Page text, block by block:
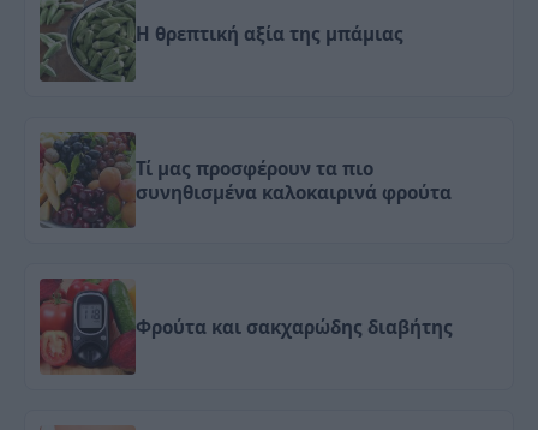
Η θρεπτική αξία της μπάμιας
Τί μας προσφέρουν τα πιο
συνηθισμένα καλοκαιρινά φρούτα
Φρούτα και σακχαρώδης διαβήτης